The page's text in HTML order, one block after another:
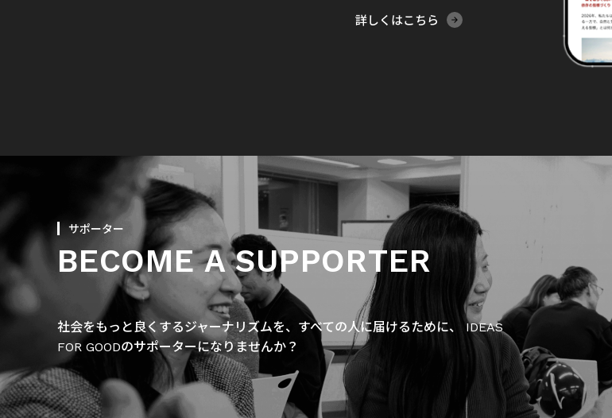
詳しくはこちら
サポーター
BECOME A SUPPORTER
社会をもっと良くするジャーナリズムを、すべての人に届けるために、 IDEAS
FOR GOODのサポーターになりませんか？